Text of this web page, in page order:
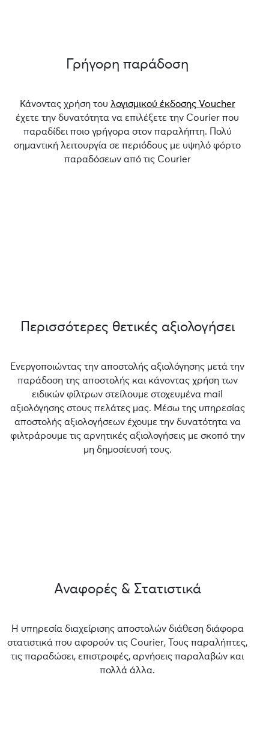
Γρήγορη παράδοση
Κάνοντας χρήση του λογισμικού έκδοσης Voucher
έχετε την δυνατότητα να επιλέξετε την Courier που
παραδίδει ποιο γρήγορα στον παραλήπτη. Πολύ
σημαντική λειτουργία σε περιόδους με υψηλό φόρτο
παραδόσεων από τις Courier
Περισσότερες θετικές αξιολογήσει
Ενεργοποιώντας την αποστολής αξιολόγησης μετά την
παράδοση της αποστολής και κάνοντας χρήση των
ειδικών φίλτρων στείλουμε στοχευμένα mail
αξιολόγησης στους πελάτες μας. Μέσω της υπηρεσίας
αποστολής αξιολογήσεων έχουμε την δυνατότητα να
φιλτράρουμε τις αρνητικές αξιολογήσεις με σκοπό την
μη δημοσίευσή τους.
Αναφορές & Στατιστικά
Η υπηρεσία διαχείρισης αποστολών διάθεση διάφορα
στατιστικά που αφορούν τις Courier, Τους παραλήπτες,
τις παραδώσει, επιστροφές, αρνήσεις παραλαβών και
πολλά άλλα.